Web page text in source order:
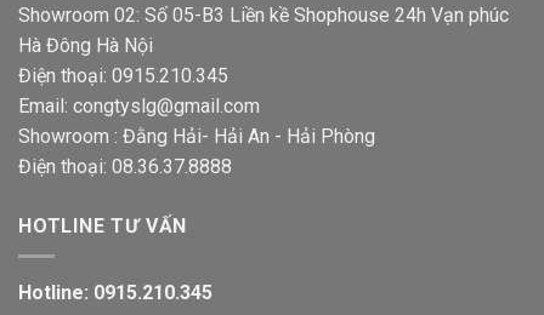
Showroom 02: Số 05-B3 Liền kề Shophouse 24h Vạn phúc
Hà Đông Hà Nội
Điện thoại: 0915.210.345
Email: congtyslg@gmail.com
Showroom : Đằng Hải- Hải An - Hải Phòng
Điện thoại: 08.36.37.8888
HOTLINE TƯ VẤN
Hotline: 0915.210.345